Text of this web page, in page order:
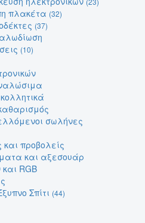
πλακέτα (32)
(37)
(10)
σωλήνες
προβολείς
και αξεσουάρ
και RGB
Σπίτι (44)